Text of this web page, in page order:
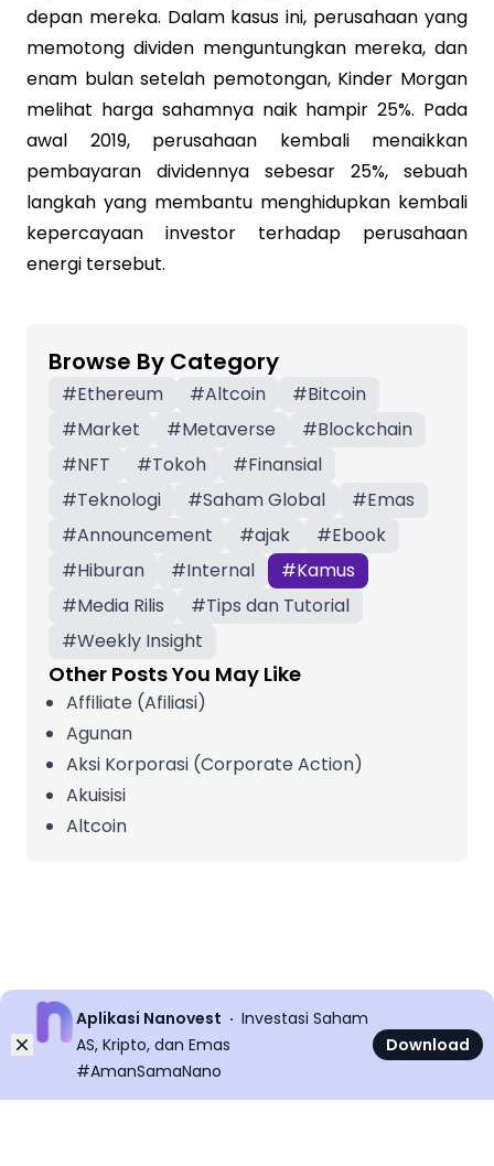
depan mereka. Dalam kasus ini, perusahaan yang
memotong dividen menguntungkan mereka, dan
enam bulan setelah pemotongan, Kinder Morgan
melihat harga sahamnya naik hampir 25%. Pada
awal 2019, perusahaan kembali menaikkan
pembayaran dividennya sebesar 25%, sebuah
langkah yang membantu menghidupkan kembali
kepercayaan investor terhadap perusahaan
energi tersebut.
Browse By Category
#Ethereum #Altcoin #Bitcoin
#Market #Metaverse #Blockchain
#NFT #Tokoh #Finansial
#Teknologi #Saham Global #Emas
#Announcement #ajak #Ebook
#Hiburan #Internal #Kamus
#Media Rilis #Tips dan Tutorial
#Weekly Insight
Other Posts You May Like
Affiliate (Afiliasi)
Agunan
Aksi Korporasi (Corporate Action)
Akuisisi
Altcoin
Dismiss
Aplikasi Nanovest
Investasi Saham
AS, Kripto, dan Emas
#AmanSamaNano
Download